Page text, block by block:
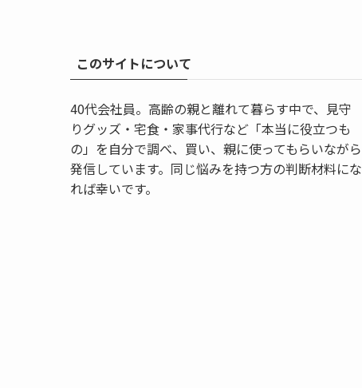
このサイトについて
40代会社員。高齢の親と離れて暮らす中で、見守
りグッズ・宅食・家事代行など「本当に役立つも
の」を自分で調べ、買い、親に使ってもらいながら
発信しています。同じ悩みを持つ方の判断材料にな
れば幸いです。